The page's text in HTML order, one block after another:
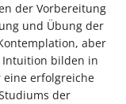
der Vorbereitung
und Übung der
aber
Intuition bilden in
eine erfolgreiche
der